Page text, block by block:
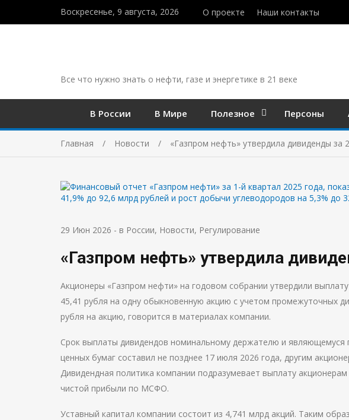
Воскресенье, 9 августа, 2026 О проекте Наши контакты
Все что нужно знать о нефти, газе и энергетике в 21 веке
В России В Мире Полезное Персоны
Главная Новости «Газпром нефть» утвердила дивиденды за
29 Июн 2026 - в России, Новости, Регулирование
«Газпром нефть» утвердила
Акционеры «Газпром нефти» на годовом собрании утвердили
45,41 рубля на одну обыкновенную акцию с учетом промежуточных
рубля на акцию, говорится в материалах компании.
Срок выплаты дивидендов номинальному держателю и являющемуся
ценных бумаг составил не позднее 17 июля 2026 года, другим
Дивидендная политика компании подразумевает выплату
чистой прибыли по МСФО.
Уставный капитал компании состоит из 4,741 млрд акций. Таким